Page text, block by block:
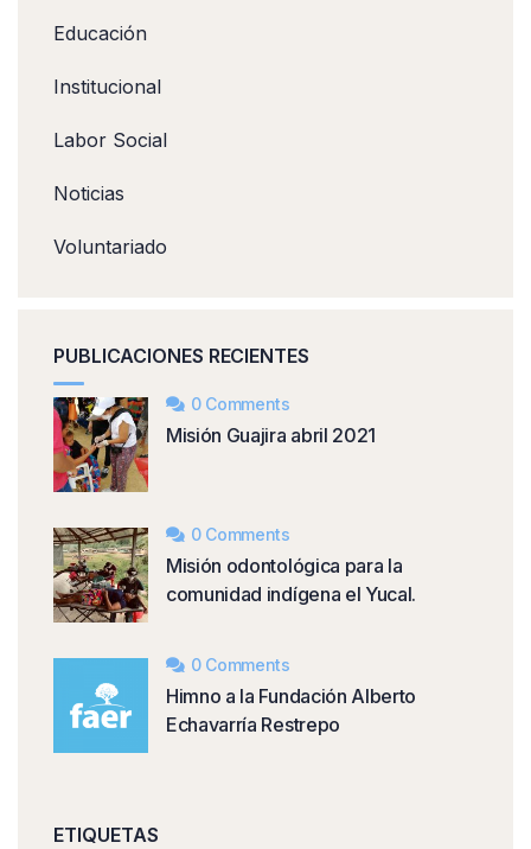
Educación
Institucional
Labor Social
Noticias
Voluntariado
PUBLICACIONES RECIENTES
0 Comments
Misión Guajira abril 2021
0 Comments
Misión odontológica para la
comunidad indígena el Yucal.
0 Comments
Himno a la Fundación Alberto
Echavarría Restrepo
ETIQUETAS